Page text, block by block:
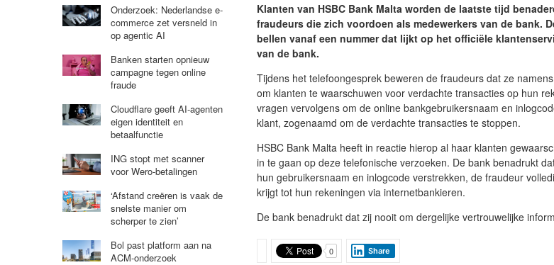
Klanten van HSBC Bank Malta worden de laatste tijd
fraudeurs die zich voordoen als medewerkers van de bank.
bellen vanaf een nummer dat lijkt op het officiële
van de bank.
Tijdens het telefoongesprek beweren de fraudeurs dat ze
om klanten te waarschuwen voor verdachte transacties op hun
vragen vervolgens om de online bankgebruikersnaam en
klant, zogenaamd om de verdachte transacties te stoppen.
HSBC Bank Malta heeft in reactie hierop al haar klanten
in te gaan op deze telefonische verzoeken. De bank benadrukt
hun gebruikersnaam en inlogcode verstrekken, de fraudeur
krijgt tot hun rekeningen via internetbankieren.
De bank benadrukt dat zij nooit om dergelijke vertrouwelijke
0 Share
Onderzoek: Nederlandse e-
commerce zet versneld in
op agentic AI
Banken starten opnieuw
campagne tegen online
fraude
Cloudflare geeft AI-agenten
eigen identiteit en
betaalfunctie
ING stopt met scanner
voor Wero-betalingen
‘Afstand creëren is vaak de
snelste manier om
scherper te zien’
Bol past platform aan na
ACM-onderzoek